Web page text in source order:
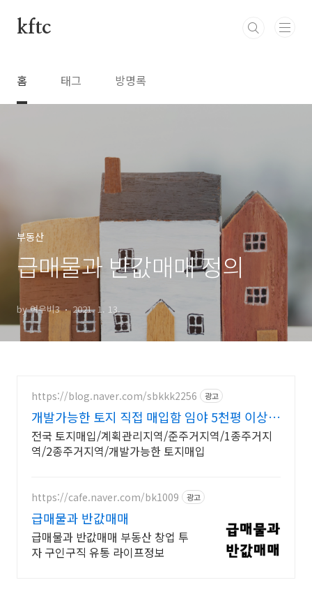
kftc
홈 태그 방명록
부동산
급매물과 반값매매 정의
by 여우비3 2021. 1. 13.
https://blog.naver.com/sbkkk2256 광고
개발가능한 토지 직접 매입함 임야 5천평 이상
매입합니다
전국 토지매입/계획관리지역/준주거지역/1종주거지
역/2종주거지역/개발가능한 토지매입
https://cafe.naver.com/bk1009 광고
급매물과 반값매매
급매물과 반값매매 부동산 창업 투
자 구인구직 유통 라이프정보